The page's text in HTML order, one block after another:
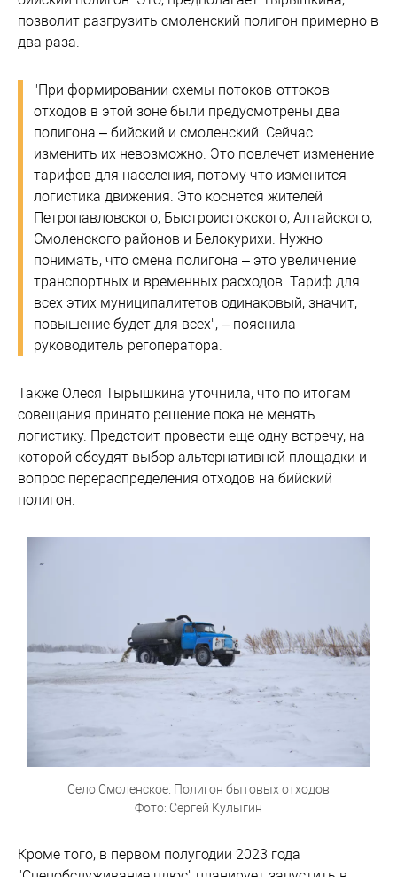
позволит разгрузить смоленский полигон примерно в
два раза.
"При формировании схемы потоков-оттоков
отходов в этой зоне были предусмотрены два
полигона – бийский и смоленский. Сейчас
изменить их невозможно. Это повлечет изменение
тарифов для населения, потому что изменится
логистика движения. Это коснется жителей
Петропавловского, Быстроистокского, Алтайского,
Смоленского районов и Белокурихи. Нужно
понимать, что смена полигона – это увеличение
транспортных и временных расходов. Тариф для
всех этих муниципалитетов одинаковый, значит,
повышение будет для всех", – пояснила
руководитель регоператора.
Также Олеся Тырышкина уточнила, что по итогам
совещания принято решение пока не менять
логистику. Предстоит провести еще одну встречу, на
которой обсудят выбор альтернативной площадки и
вопрос перераспределения отходов на бийский
полигон.
Село Смоленское. Полигон бытовых отходов
Фото: Сергей Кулыгин
Кроме того, в первом полугодии 2023 года